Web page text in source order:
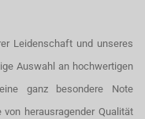
Leidenschaft und unseres
Auswahl an hochwertigen
ganz besondere Note
herausragender Qualität